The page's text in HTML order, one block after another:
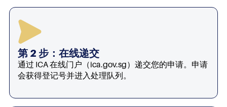
第 2 步：在线递交
通过 ICA 在线门户（ica.gov.sg）递交您的申请。申请
会获得登记号并进入处理队列。